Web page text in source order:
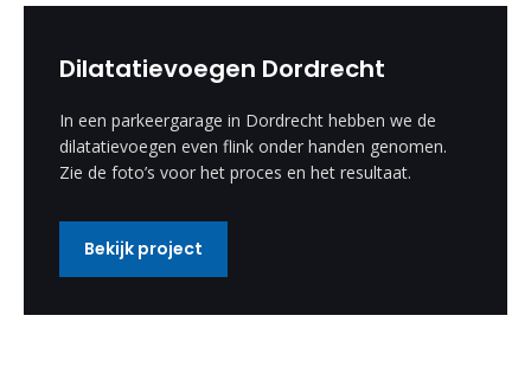
Dilatatievoegen Dordrecht
In een parkeergarage in Dordrecht hebben we de
dilatatievoegen even flink onder handen genomen.
Zie de foto’s voor het proces en het resultaat.
Bekijk project